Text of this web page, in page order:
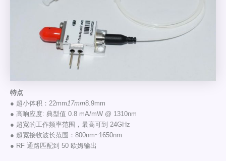
特点
● 超小体积：22mm 17mm8.9mm
● 高响应度: 典型值 0.8 mA/mW @ 1310nm
● 超宽的工作频率范围，最高可到 24GHz
● 超宽接收波长范围：800nm~1650nm
● RF 通路匹配到 50 欧姆输出